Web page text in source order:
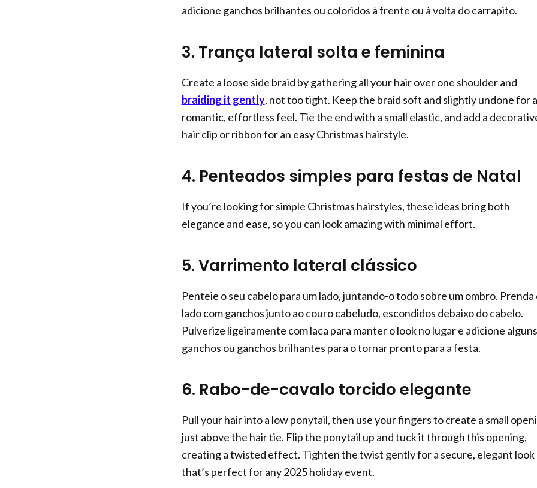
adicione ganchos brilhantes ou coloridos à frente ou à volta do carrapito.
3. Trança lateral solta e feminina
Create a loose side braid by gathering all your hair over one shoulder and
braiding it gently, not too tight. Keep the braid soft and slightly undone for a
romantic, effortless feel. Tie the end with a small elastic, and add a
hair clip or ribbon for an easy Christmas hairstyle.
4. Penteados simples para festas de Natal
If you’re looking for simple Christmas hairstyles, these ideas bring both
elegance and ease, so you can look amazing with minimal effort.
5. Varrimento lateral clássico
Penteie o seu cabelo para um lado, juntando-o todo sobre um ombro. Prenda
lado com ganchos junto ao couro cabeludo, escondidos debaixo do cabelo.
Pulverize ligeiramente com laca para manter o look no lugar e adicione alguns
ganchos ou ganchos brilhantes para o tornar pronto para a festa.
6. Rabo-de-cavalo torcido elegante
Pull your hair into a low ponytail, then use your fingers to create a small
just above the hair tie. Flip the ponytail up and tuck it through this opening,
creating a twisted effect. Tighten the twist gently for a secure, elegant look
that’s perfect for any 2025 holiday event.